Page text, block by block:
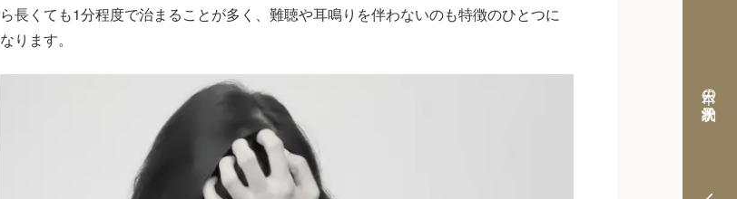
本日の予約状況
ら長くても1分程度で治まることが多く、難聴や耳鳴りを伴わないのも特徴のひとつに
なります。